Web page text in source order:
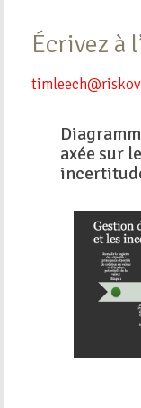
Écrivez à
axée sur